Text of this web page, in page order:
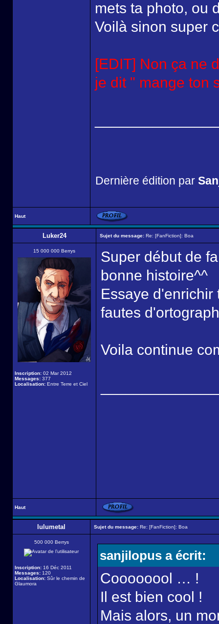
mets ta photo, ou
Voilà sinon super
[EDIT] Non ça ne
je dit " mange ton
Dernière édition par
Haut
Luker24 Sujet du message: Re: [FanFiction]: Boa
15 000 000 Berrys
Inscription: 02 Mar 2012
Messages: 377
Localisation: Entre Terre et Ciel
Super début de
bonne histoire^^
Essaye
fautes
Voila continue
Haut
lulumetal Sujet du message: Re: [FanFiction]: Boa
500 000 Berrys
Inscription: 16 Déc 2011
Messages: 120
Localisation: Sûr le chemin de
Glaumora
sanjilopus a écrit:
Coooooool … !
Il est bien cool !
Mais alors, un